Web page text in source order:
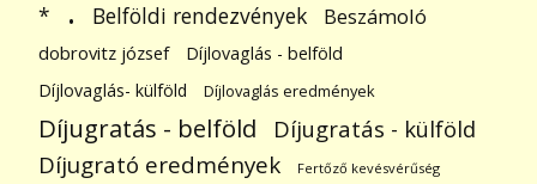
* . Belföldi rendezvények Beszámoló
dobrovitz józsef
Díjlovaglás - belföld
Díjlovaglás- külföld
Díjlovaglás eredmények
Díjugratás - belföld Díjugratás - külföld
Díjugrató eredmények Fertőző kevésvérűség